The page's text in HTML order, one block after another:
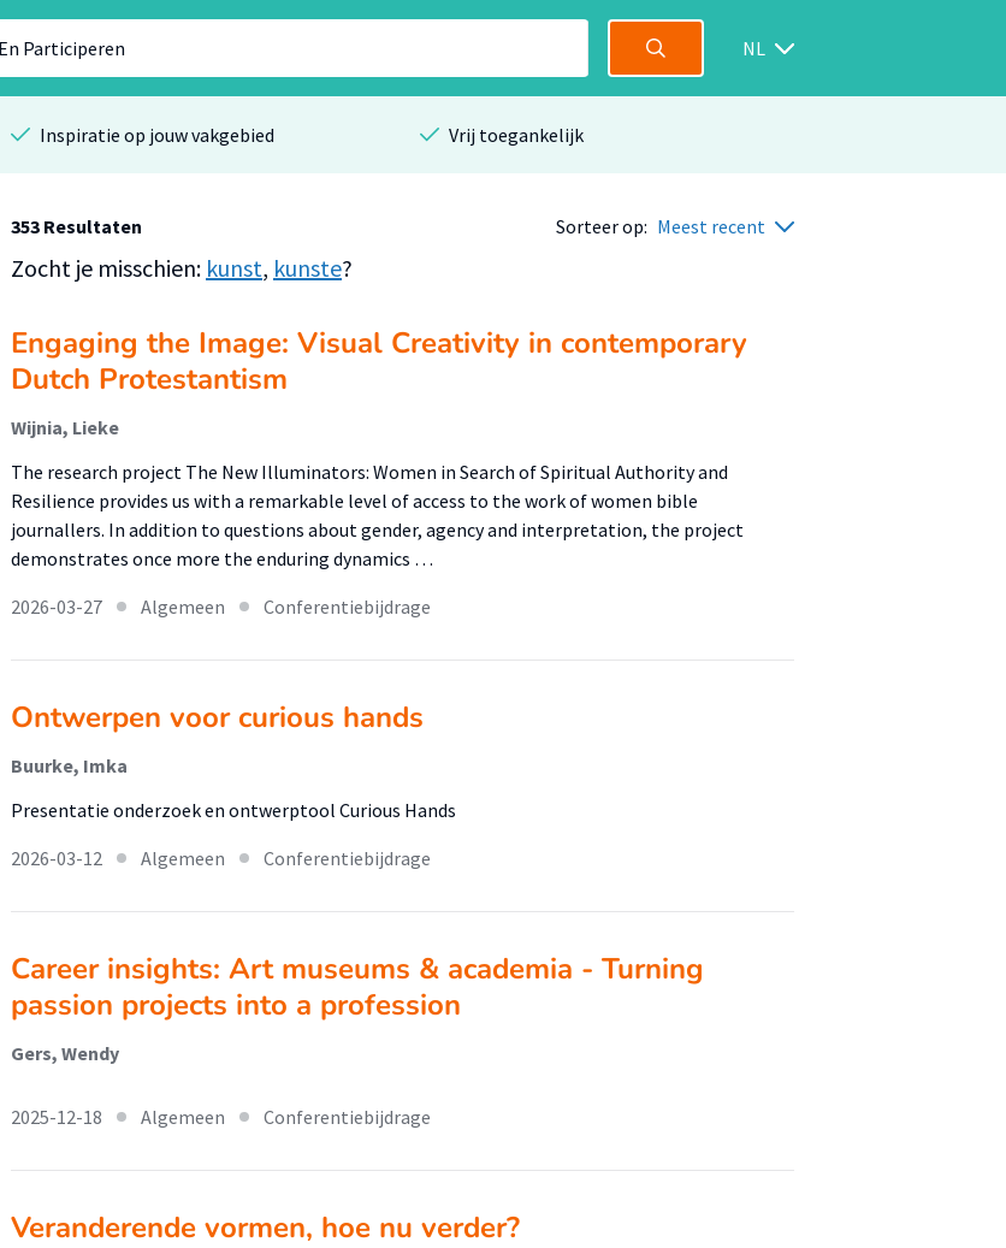
NL
Inspiratie op jouw vakgebied Vrij toegankelijk
353 Resultaten Sorteer op: Meest recent
Zocht je misschien: kunst, kunste?
Engaging the Image: Visual Creativity in contemporary
Dutch Protestantism
Wijnia, Lieke
The research project The New Illuminators: Women in Search of Spiritual Authority and
Resilience provides us with a remarkable level of access to the work of women bible
journallers. In addition to questions about gender, agency and interpretation, the project
demonstrates once more the enduring dynamics …
2026-03-27
Algemeen Conferentiebijdrage
Ontwerpen voor curious hands
Buurke, Imka
Presentatie onderzoek en ontwerptool Curious Hands
2026-03-12
Algemeen Conferentiebijdrage
Career insights: Art museums & academia - Turning
passion projects into a profession
Gers, Wendy
2025-12-18 Algemeen Conferentiebijdrage
Veranderende vormen, hoe nu verder?